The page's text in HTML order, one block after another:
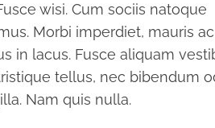
wisi. Cum sociis natoque
Morbi imperdiet, mauris ac
in lacus. Fusce aliquam
tellus, nec bibendum
Nam quis nulla.